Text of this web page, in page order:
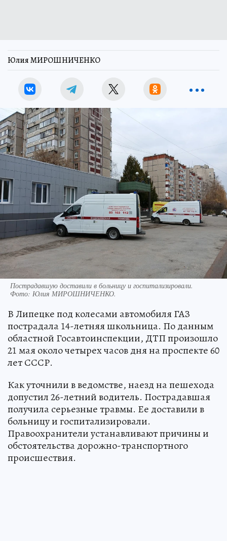
Юлия МИРОШНИЧЕНКО
Пострадавшую доставили в больницу и госпитализировали.
Фото: Юлия МИРОШНИЧЕНКО.
В Липецке под колесами автомобиля ГАЗ
пострадала 14-летняя школьница. По данным
областной Госавтоинспекции, ДТП произошло
21 мая около четырех часов дня на проспекте 60
лет СССР.
Как уточнили в ведомстве, наезд на пешехода
допустил 26-летний водитель. Пострадавшая
получила серьезные травмы. Ее доставили в
больницу и госпитализировали.
Правоохранители устанавливают причины и
обстоятельства дорожно-транспортного
происшествия.